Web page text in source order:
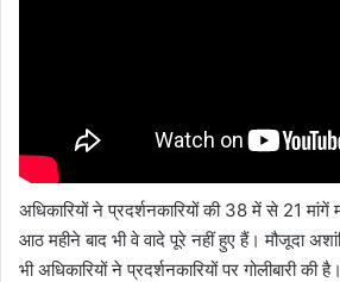
अधिकारियों ने प्रदर्शनकारियों की 38 में से 21
आठ महीने बाद भी वे वादे पूरे नहीं हुए हैं। मौजूदा
भी अधिकारियों ने प्रदर्शनकारियों पर गोलीबारी